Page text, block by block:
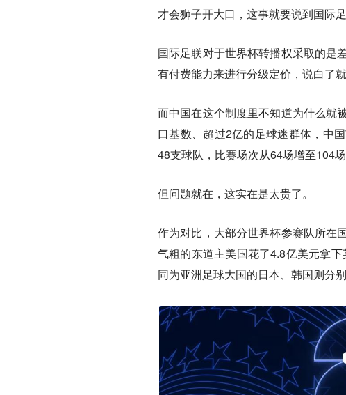
才会狮子开大口， 这事就要说到国际
国际足联对于世界杯转播权采取的是
有付费能力来进行分级定价，说白了就
而中国在这个制度里不知道为什么就
口基数、超过2亿的足球迷群体， 中
48支球队，比赛场次从64场增至104
但问题就在，这实在是太贵了。
作为对比， 大部分世界杯参赛队所在
气粗的东道主美国花了4.8亿美元拿
同为亚洲足球大国的日本、韩国则分